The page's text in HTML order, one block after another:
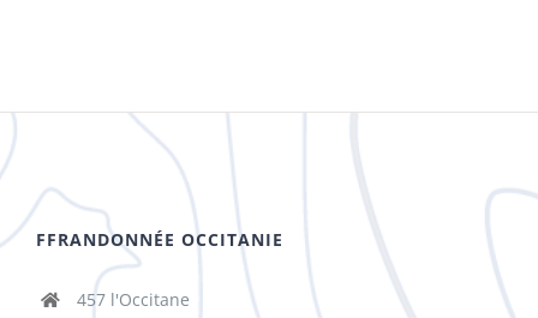
FFRANDONNÉE OCCITANIE
457 l'Occitane